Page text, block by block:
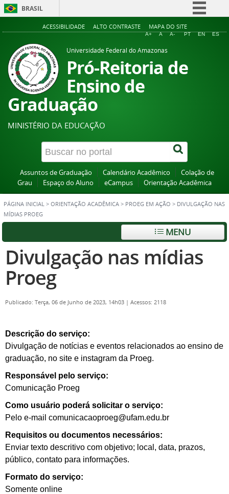
BRASIL
Simplifique!
Acesso à informação
ACESSIBILIDADE ALTO CONTRASTE MAPA DO SITE
A+ A A- PT EN ES
Universidade Federal do Amazonas
Pró-Reitoria de
Ensino de
Graduação
MINISTÉRIO DA EDUCAÇÃO
Assuntos de Graduação Calendário Acadêmico
Colação de
Grau
Espaço do Aluno eCampus Orientação Acadêmica
PÁGINA INICIAL > ORIENTAÇÃO ACADÊMICA > PROEG EM AÇÃO > DIVULGAÇÃO NAS
MÍDIAS PROEG
MENU
Divulgação nas mídias
Proeg
Publicado: Terça, 06 de Junho de 2023, 14h03 | Acessos: 2118
Descrição do serviço:
Divulgação de notícias e eventos relacionados ao ensino de
graduação, no site e instagram da Proeg.
Responsável pelo serviço:
Comunicação Proeg
Como usuário poderá solicitar o serviço:
Pelo e-mail comunicacaoproeg@ufam.edu.br
Requisitos ou documentos necessários:
Enviar texto descritivo com objetivo; local, data, prazos,
público, contato para informações.
Formato do serviço:
Somente online